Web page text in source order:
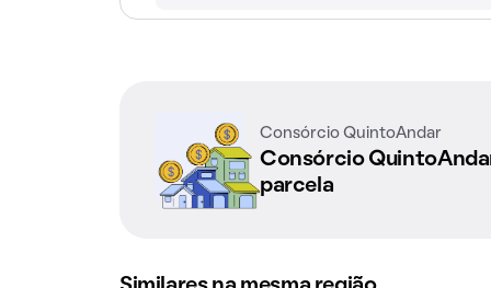
Consórcio QuintoAndar
Consórcio
parcela